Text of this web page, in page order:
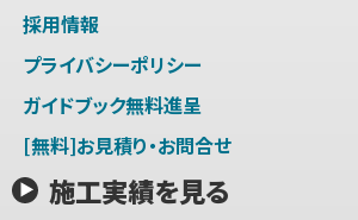
採用情報
プライバシーポリシー
ガイドブック無料進呈
[無料]お見積り・お問合せ
施工実績を見る